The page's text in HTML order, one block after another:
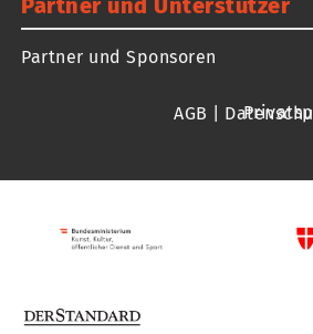
Partner und Sponsoren
AGB